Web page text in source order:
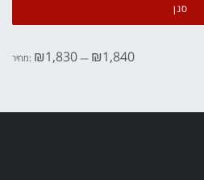
סנן
מחיר: ₪1,830 — ₪1,840